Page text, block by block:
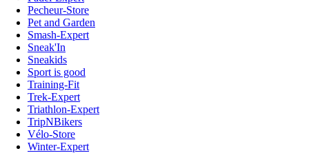
Pecheur-Store
Pet and Garden
Smash-Expert
Sneak'In
Sneakids
Sport is good
Training-Fit
Trek-Expert
Triathlon-Expert
TripNBikers
Vélo-Store
Winter-Expert